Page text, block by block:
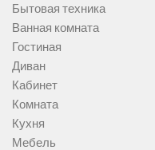
Бытовая техника
Ванная комната
Гостиная
Диван
Кабинет
Комната
Кухня
Мебель